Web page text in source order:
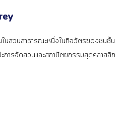
นสวนสาธารณะหนึ่งในกิจวัตรของชนชั้น
ารจัดสวนและสถาปัตยกรรมสุดคลาสสิก